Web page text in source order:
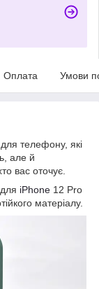
Оплата Умови
телефону, які
але й
вас оточує.
iPhone 12 Pro
матеріалу.